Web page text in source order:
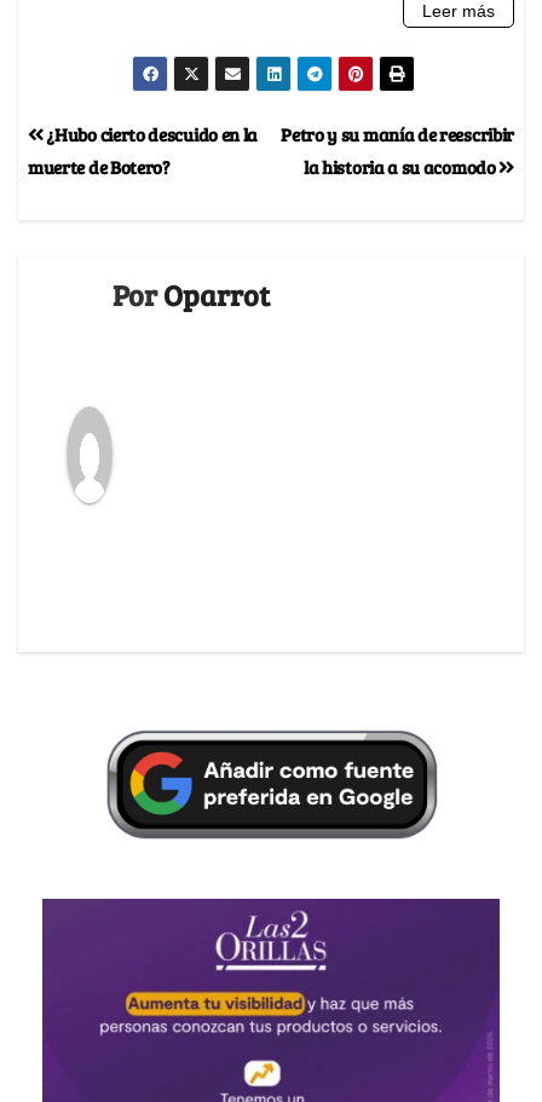
Petro y su manía de reescribir
la historia a su acomodo
¿Hubo cierto descuido en la
muerte de Botero?
PorOparrot